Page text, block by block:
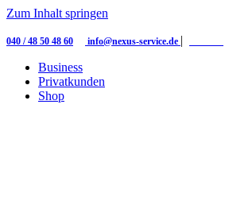
Zum Inhalt springen
040 / 48 50 48 60 info@nexus-service.de |
Business
Privatkunden
Shop